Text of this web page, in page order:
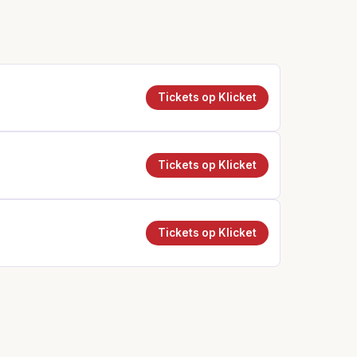
Tickets op Klicket
Tickets op Klicket
Tickets op Klicket